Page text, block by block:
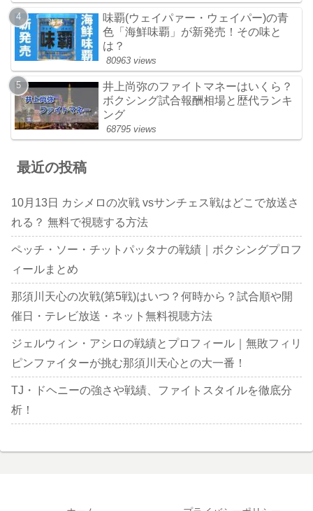
味覇(ウェイパァー・ウェイパー)の青
色「海鮮味覇」が新発売！その味と
は？
80963 views
井上尚弥のファイトマネーはいくら？
ボクシング試合報酬相場と歴代ランキ
ング
68795 views
最近の投稿
10月13日 カシメロの次戦 vsサンチェス戦はどこで放送さ
れる？ 無料で視聴する方法
ペッチ・ソー・チットパッタナの戦績｜ボクシングプロフ
ィールまとめ
那須川天心の次戦(第5戦)はいつ？何時から？試合順や開
催日・テレビ放送・ネット無料視聴方法
ジェルウィン・アシロの戦績とプロフィール｜無敗フィリ
ピンファイターが挑む那須川天心との大一番！
TJ・ドヘニーの強さや戦績、ファイトスタイルを徹底分
析！